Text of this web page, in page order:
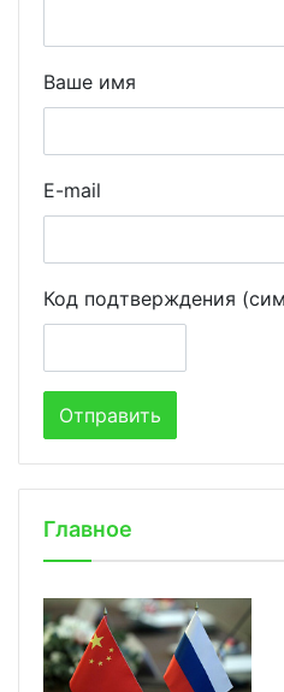
Ваше имя
E-mail
Код подтверждения
Главное